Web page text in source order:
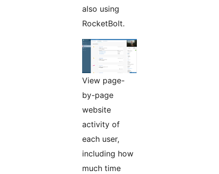
also using
RocketBolt.
View page-
by-page
website
activity of
each user,
including how
much time